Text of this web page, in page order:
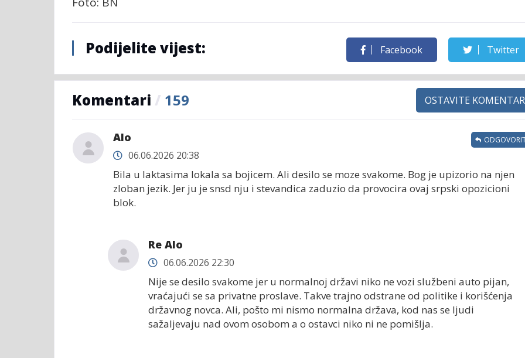
Podijelite vijest: Facebook Twitter
Komentari / 159 OSTAVITE KOMENTAR
Alo
06.06.2026 20:38
Bila u laktasima lokala sa bojicem. Ali desilo se moze svakome. Bog je upizorio na njen
zloban jezik. Jer ju je snsd nju i stevandica zaduzio da provocira ovaj srpski opozicioni
blok.
Re Alo
06.06.2026 22:30
Nije se desilo svakome jer u normalnoj državi niko ne vozi službeni auto pijan,
vraćajući se sa privatne proslave. Takve trajno odstrane od politike i korišćenja
državnog novca. Ali, pošto mi nismo normalna država, kod nas se ljudi
sažaljevaju nad ovom osobom a o ostavci niko ni ne pomišlja.